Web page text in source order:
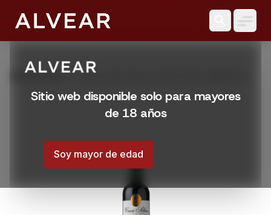
Sitio web disponible solo para mayores
de 18 años
Soy mayor de edad
Productos
VINO CASA SILVA COLECCION CABERNET